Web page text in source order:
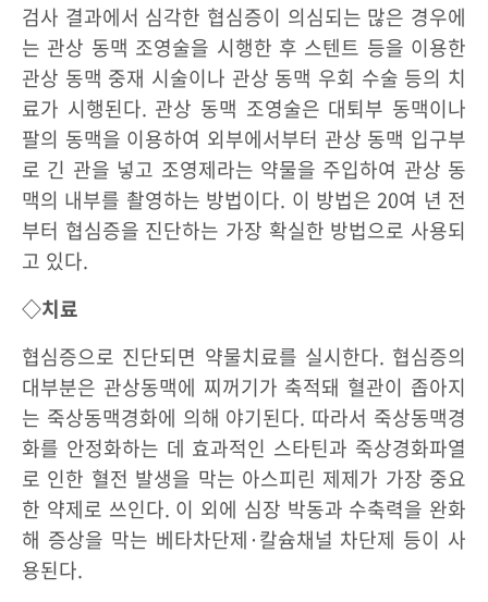
검사 결과에서 심각한 협심증이 의심되는 많은 경우에
는 관상 동맥 조영술을 시행한 후 스텐트 등을 이용한
관상 동맥 중재 시술이나 관상 동맥 우회 수술 등의 치
료가 시행된다. 관상 동맥 조영술은 대퇴부 동맥이나
팔의 동맥을 이용하여 외부에서부터 관상 동맥 입구부
로 긴 관을 넣고 조영제라는 약물을 주입하여 관상 동
맥의 내부를 촬영하는 방법이다. 이 방법은 20여 년 전
부터 협심증을 진단하는 가장 확실한 방법으로 사용되
고 있다.
◇치료
협심증으로 진단되면 약물치료를 실시한다. 협심증의
대부분은 관상동맥에 찌꺼기가 축적돼 혈관이 좁아지
는 죽상동맥경화에 의해 야기된다. 따라서 죽상동맥경
화를 안정화하는 데 효과적인 스타틴과 죽상경화파열
로 인한 혈전 발생을 막는 아스피린 제제가 가장 중요
한 약제로 쓰인다. 이 외에 심장 박동과 수축력을 완화
해 증상을 막는 베타차단제·칼슘채널 차단제 등이 사
용된다.